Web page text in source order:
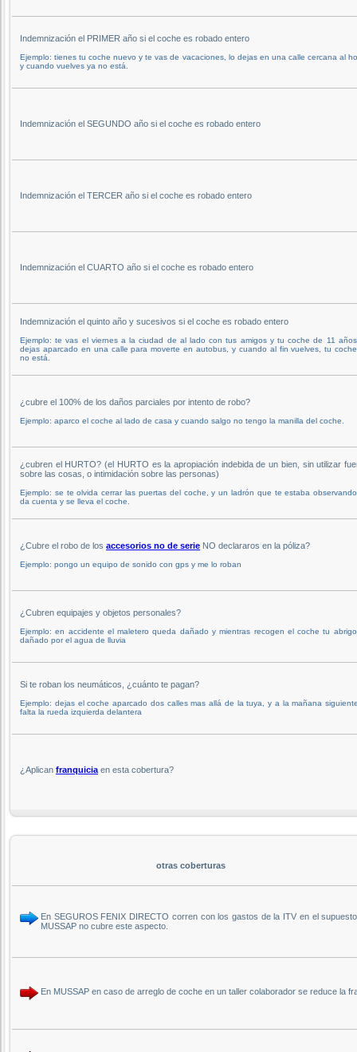
Indemnización el PRIMER año si el coche es robado entero
Ejemplo: tienes tu coche nuevo y te vas de vacaciones, lo dejas en una calle cercana al
y cuando vuelves ya no está.
Indemnización el SEGUNDO año si el coche es robado entero
Indemnización el TERCER año si el coche es robado entero
Indemnización el CUARTO año si el coche es robado entero
Indemnización el quinto año y sucesivos si el coche es robado entero
Ejemplo: te vas el viernes a la ciudad de al lado con tus amigos y tu coche de 11
dejas aparcado en una calle para moverte en autobus, y cuando al fin vuelves, tu
no está.
¿cubre el 100% de los daños parciales por intento de robo?
Ejemplo: aparco el coche al lado de casa y cuando salgo no tengo la manilla del coche.
¿cubren el HURTO? (el HURTO es la apropiación indebida de un bien, sin utilizar
sobre las cosas, o intimidación sobre las personas)
Ejemplo: se te olvida cerrar las puertas del coche, y un ladrón que te estaba
da cuenta y se lleva el coche.
¿Cubre el robo de los accesorios no de serie NO declararos en la póliza?
Ejemplo: pongo un equipo de sonido con gps y me lo roban
¿Cubren equipajes y objetos personales?
Ejemplo: en accidente el maletero queda dañado y mientras recogen el coche tu
dañado por el agua de lluvia
Si te roban los neumáticos, ¿cuánto te pagan?
Ejemplo: dejas el coche aparcado dos calles mas allá de la tuya, y a la mañana
falta la rueda izquierda delantera
¿Aplican franquicia en esta cobertura?
otras coberturas
En SEGUROS FENIX DIRECTO corren con los gastos de la ITV en el
MUSSAP no cubre este aspecto.
En MUSSAP en caso de arreglo de coche en un taller colaborador se reduce la